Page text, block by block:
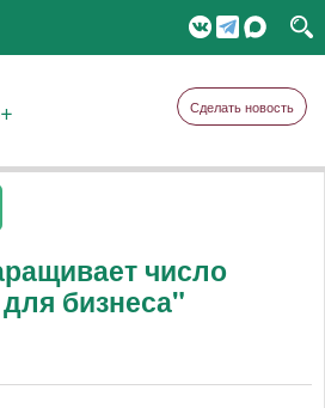
Сделать новость
число
бизнеса"